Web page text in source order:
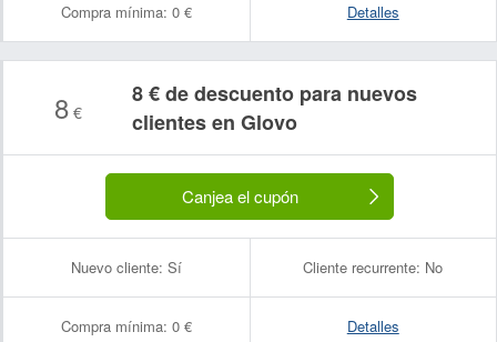
Compra mínima: 0 € Detalles
8 €
8 € de descuento para nuevos
clientes en Glovo
Canjea el cupón
Nuevo cliente: Sí Cliente recurrente: No
Compra mínima: 0 € Detalles